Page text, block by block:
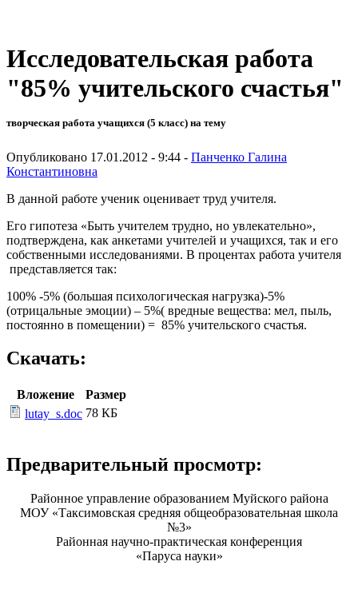
Исследовательская работа
"85% учительского счастья"
творческая работа учащихся (5 класс) на тему
Опубликовано 17.01.2012 - 9:44 - Панченко Галина
Константиновна
В данной работе ученик оценивает труд учителя.
Его гипотеза «Быть учителем трудно, но увлекательно»,
подтверждена, как анкетами учителей и учащихся, так и его
собственными исследованиями. В процентах работа учителя
представляется так:
100% -5% (большая психологическая нагрузка)-5%
(отрицальные эмоции) – 5%( вредные вещества: мел, пыль,
постоянно в помещении) = 85% учительского счастья.
Скачать:
Вложение
Размер
lutay_s.doc 78 КБ
Предварительный просмотр:
Районное управление образованием Муйского района
МОУ «Таксимовская средняя общеобразовательная школа
№3»
Районная научно-практическая конференция
«Паруса науки»